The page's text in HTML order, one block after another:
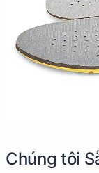
Chúng tôi